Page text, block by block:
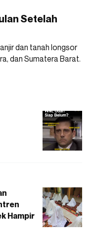
Setelah
dan tanah longsor
dan Sumatera Barat.
Hampir